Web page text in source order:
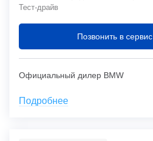
Тест-драйв
Позвонить в сервис
Официальный дилер BMW
Подробнее